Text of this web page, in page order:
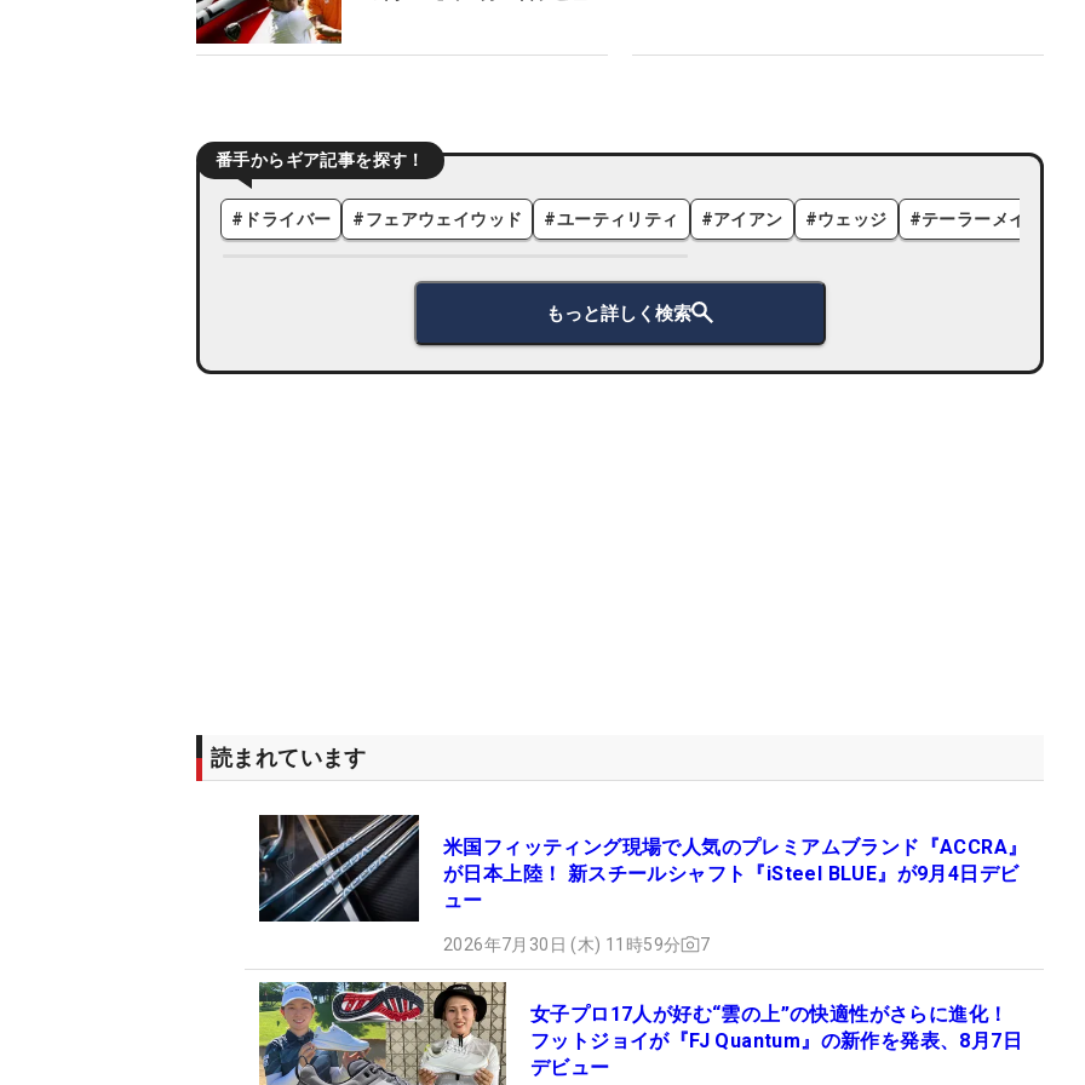
番手からギア記事を探す！
# ドライバー #フェアウェイウッド #ユーティリティ #アイアン #ウェッジ #テーラーメイド
もっと詳しく検索
読まれています
米国フィッティング現場で人気のプレミアムブランド『ACCRA』
が日本上陸！ 新スチールシャフト『iSteel BLUE』が9月4日デビ
ュー
2026年7月30日 (木) 11時59分 7
女子プロ17人が好む“雲の上”の快適性がさらに進化！
フットジョイが『FJ Quantum』の新作を発表、8月7日
デビュー